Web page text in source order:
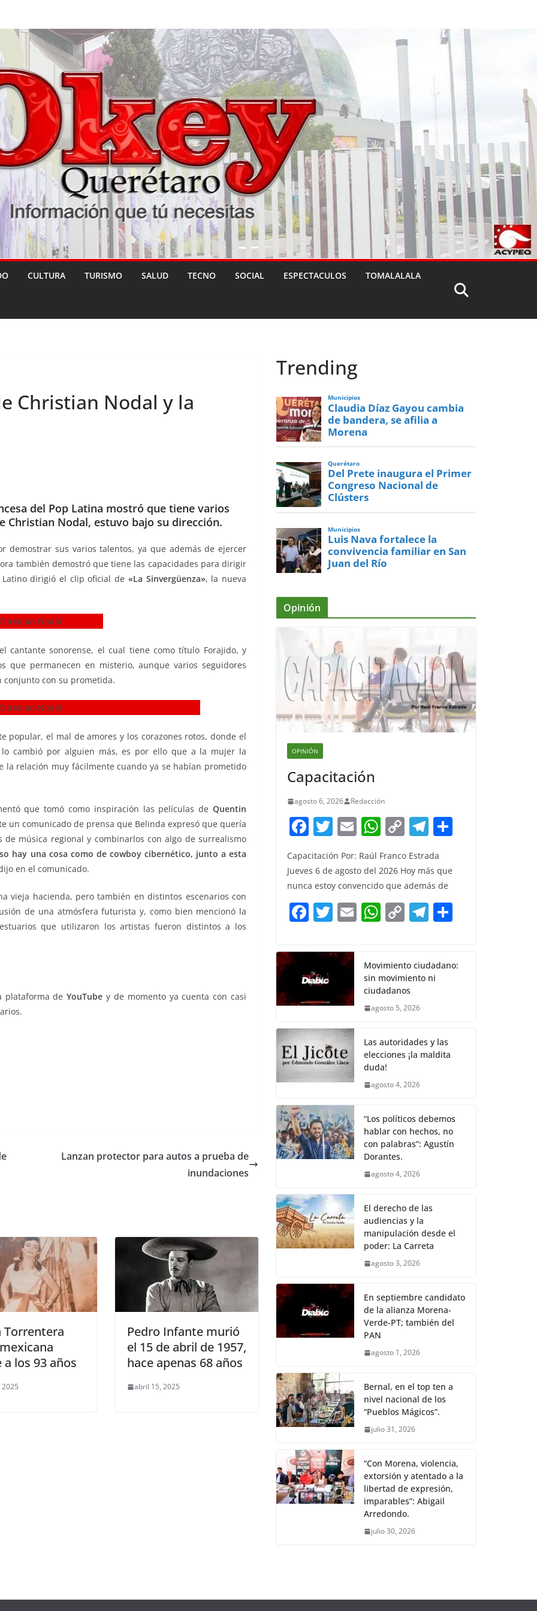
CULTURA TURISMO SALUD TECNO SOCIAL ESPECTACULOS TOMALALALA
Christian Nodal y la
del Pop Latina mostró que tiene varios
Christian Nodal, estuvo bajo su dirección.
demostrar sus varios talentos, ya que además de ejercer
también demostró que tiene las capacidades para dirigir
dirigió el clip oficial de «La Sinvergüenza», la nueva
cantante sonorense, el cual tiene como título Forajido, y
que permanecen en misterio, aunque varios seguidores
con su prometida.
popular, el mal de amores y los corazones rotos, donde el
cambió por alguien más, es por ello que a la mujer la
la relación muy fácilmente cuando ya se habían prometido
que tomó como inspiración las películas de Quentin
un comunicado de prensa que Belinda expresó que quería
música regional y combinarlos con algo de surrealismo
hay una cosa como de cowboy cibernético, junto a esta
en el comunicado.
vieja hacienda, pero también en distintos escenarios con
de una atmósfera futurista y, como bien mencionó la
que utilizaron los artistas fueron distintos a los
plataforma deYouTube y de momento ya cuenta con casi
Lanzan protector para autos a prueba de
inundaciones
Torrentera
a los 93 años
Pedro Infante murió
el 15 de abril de 1957,
hace apenas 68 años
abril 15, 2025
Trending
Municipios
Claudia Díaz Gayou cambia
de bandera, se afilia a
Morena
Querétaro
Del Prete inaugura el Primer
Congreso Nacional de
Clústers
Municipios
Luis Nava fortalece la
convivencia familiar en San
Juan del Río
Opinión
OPINIÓN
Capacitación
agosto 6, 2026 Redacción
F
a
c
e
b
o
k
T
itt
er
E
m
ai
l
W
at
s
A
p
C
p
y
Li
n
T
el
e
gr
a
m
Capacitación Por: Raúl Franco Estrada
Jueves 6 de agosto del 2026 Hoy más que
nunca estoy convencido que además de
F
c
e
b
o
o
k
T
itt
er
E W
s
A
p
C
y
Li
n
T
gr
a
e
Movimiento ciudadano:
sin movimiento ni
ciudadanos
agosto 5, 2026
Las autoridades y las
elecciones ¡la maldita
duda!
agosto 4, 2026
“Los políticos debemos
hablar con hechos, no
con palabras”: Agustín
Dorantes.
agosto 4, 2026
El derecho de las
audiencias y la
manipulación desde el
poder: La Carreta
agosto 3, 2026
En septiembre candidato
de la alianza Morena-
Verde-PT; también del
PAN
agosto 1, 2026
Bernal, en el top ten a
nivel nacional de los
“Pueblos Mágicos”.
julio 31, 2026
“Con Morena, violencia,
extorsión y atentado a la
libertad de expresión,
imparables”: Abigail
Arredondo.
julio 30, 2026